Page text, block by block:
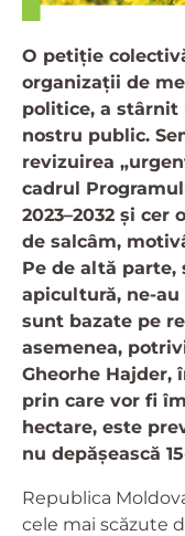
O petiție
organizații de
politice, a
nostru public.
revizuirea
cadrul
2023–2032 și
de salcâm,
Pe de altă
apicultură, ne-
sunt bazate pe
asemenea,
Gheorhe Hajder,
prin care vor fi
hectare, este
nu depășească
Republica
cele mai scăzute